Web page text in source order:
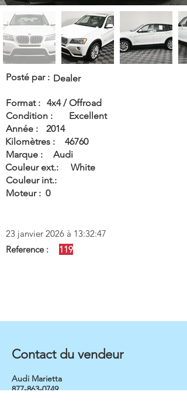
Posté par : Dealer
Format : 4x4 / Offroad
Condition :
Excellent
Année :
2014
Kilomètres :
46760
Marque :
Audi
Couleur ext.:
White
Couleur int.:
Moteur : 0
23 janvier 2026 à 13:32:47
Reference :
119
Contact du vendeur
Audi Marietta
877-863-0749